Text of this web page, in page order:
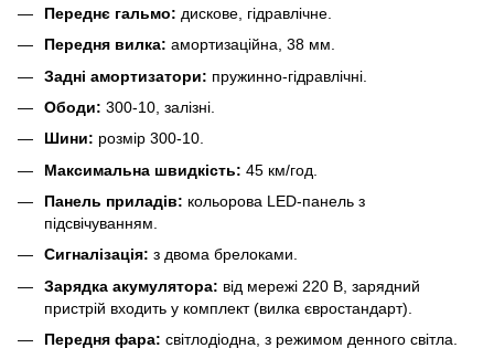
Переднє гальмо: дискове, гідравлічне.
Передня вилка: амортизаційна, 38 мм.
Задні амортизатори: пружинно-гідравлічні.
Ободи: 300-10, залізні.
Шини: розмір 300-10.
Максимальна швидкість: 45 км/год.
Панель приладів: кольорова LED-панель з
підсвічуванням.
Сигналізація: з двома брелоками.
Зарядка акумулятора: від мережі 220 В, зарядний
пристрій входить у комплект (вилка євростандарт).
Передня фара: світлодіодна, з режимом денного світла.